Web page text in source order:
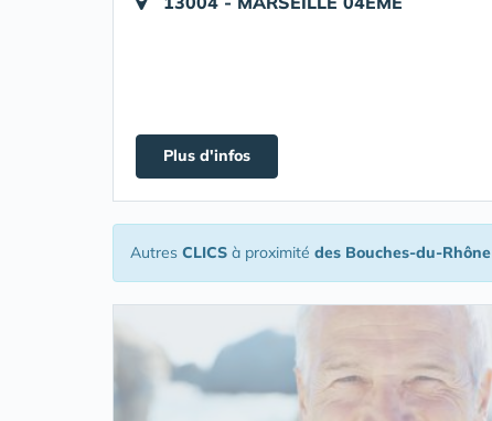
Plus d'infos
Autres CLICS à proximité des Bouches-du-Rhône